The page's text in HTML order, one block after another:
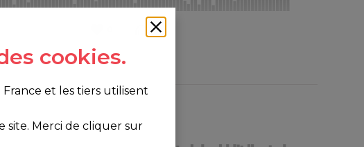
14
cookies.
France et les tiers utilisent
site. Merci de cliquer sur